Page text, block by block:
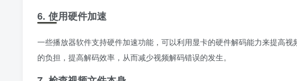
6. 使用硬件加速
一些播放器软件支持硬件加速功能，可以利用显卡的硬件解码能力来提高
的负担，提高解码效率，从而减少视频解码错误的发生。